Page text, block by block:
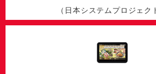
（日本システムプロジェク